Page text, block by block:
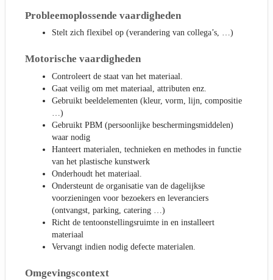
Probleemoplossende vaardigheden
Stelt zich flexibel op (verandering van collega’s, …)
Motorische vaardigheden
Controleert de staat van het materiaal.
Gaat veilig om met materiaal, attributen enz.
Gebruikt beeldelementen (kleur, vorm, lijn, compositie
…)
Gebruikt PBM (persoonlijke beschermingsmiddelen)
waar nodig
Hanteert materialen, technieken en methodes in functie
van het plastische kunstwerk
Onderhoudt het materiaal.
Ondersteunt de organisatie van de dagelijkse
voorzieningen voor bezoekers en leveranciers
(ontvangst, parking, catering …)
Richt de tentoonstellingsruimte in en installeert
materiaal
Vervangt indien nodig defecte materialen.
Omgevingscontext